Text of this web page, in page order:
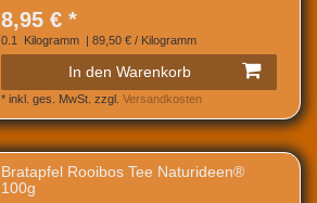
8,95 € *
0.1 Kilogramm | 89,50 € / Kilogramm
In den Warenkorb
* inkl. ges. MwSt. zzgl. Versandkosten
Bratapfel Rooibos Tee Naturideen®
100g